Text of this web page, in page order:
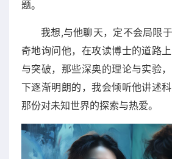
题。
我想,与他聊天，定不会局限
奇地询问他，在攻读博士的道路
与突破，那些深奥的理论与实验
下逐渐明朗的，我会倾听他讲述
那份对未知世界的探索与热爱。